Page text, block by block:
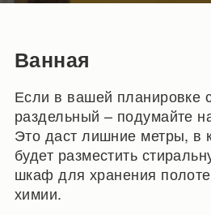
Ванная
Если в вашей планировке
раздельный – подумайте
Это даст лишние метры, в
будет разместить
шкаф для хранения
химии.